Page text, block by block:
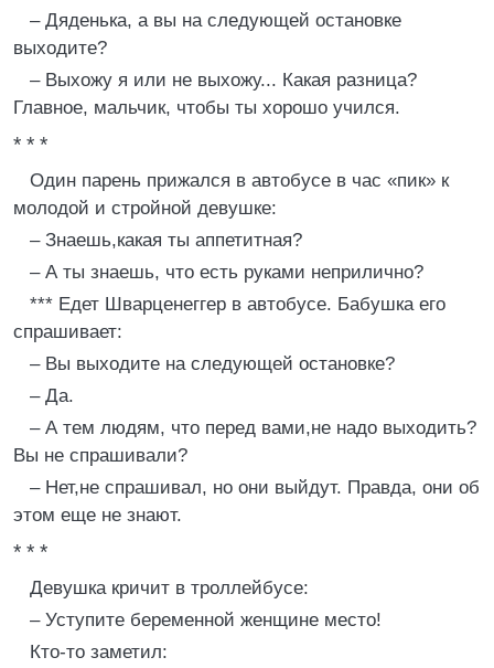
– Дяденька, а вы на следующей остановке
выходите?
– Выхожу я или не выхожу... Какая разница?
Главное, мальчик, чтобы ты хорошо учился.
* * *
Один парень прижался в автобусе в час «пик» к
молодой и стройной девушке:
– Знаешь,какая ты аппетитная?
– А ты знаешь, что есть руками неприлично?
*** Едет Шварценеггер в автобусе. Бабушка его
спрашивает:
– Вы выходите на следующей остановке?
– Да.
– А тем людям, что перед вами,не надо выходить?
Вы не спрашивали?
– Нет,не спрашивал, но они выйдут. Правда, они об
этом еще не знают.
* * *
Девушка кричит в троллейбусе:
– Уступите беременной женщине место!
Кто-то заметил: